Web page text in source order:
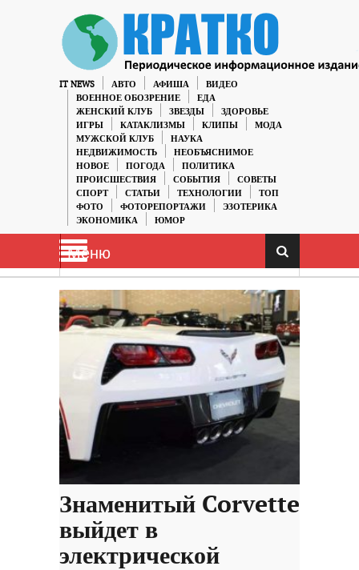
IT NEWS АВТО АФИША
ВИДЕО
ВОЕННОЕ ОБОЗРЕНИЕ
ЕДА
ЖЕНСКИЙ КЛУБ
ЗВЕЗДЫ
ЗДОРОВЬЕ
ИГРЫ
КАТАКЛИЗМЫ КЛИПЫ
МОДА
МУЖСКОЙ КЛУБ
НАУКА
НЕДВИЖИМОСТЬ
НЕОБЪЯСНИМОЕ
НОВОЕ
ПОГОДА
ПОЛИТИКА
ПРОИСШЕСТВИЯ
СОБЫТИЯ
СОВЕТЫ
СПОРТ
СТАТЬИ ТЕХНОЛОГИИ
ТОП
ФОТО
ФОТОРЕПОРТАЖИ
ЭЗОТЕРИКА
ЭКОНОМИКА
ЮМОР
Меню
Знаменитый Corvette
выйдет в
электрической